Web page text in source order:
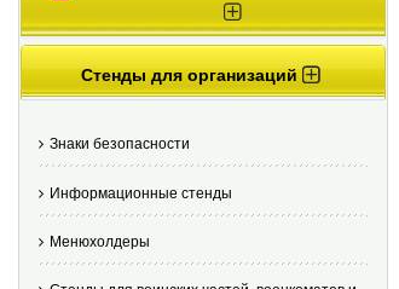
Стенды для организаций
Знаки безопасности
Информационные стенды
Менюхолдеры